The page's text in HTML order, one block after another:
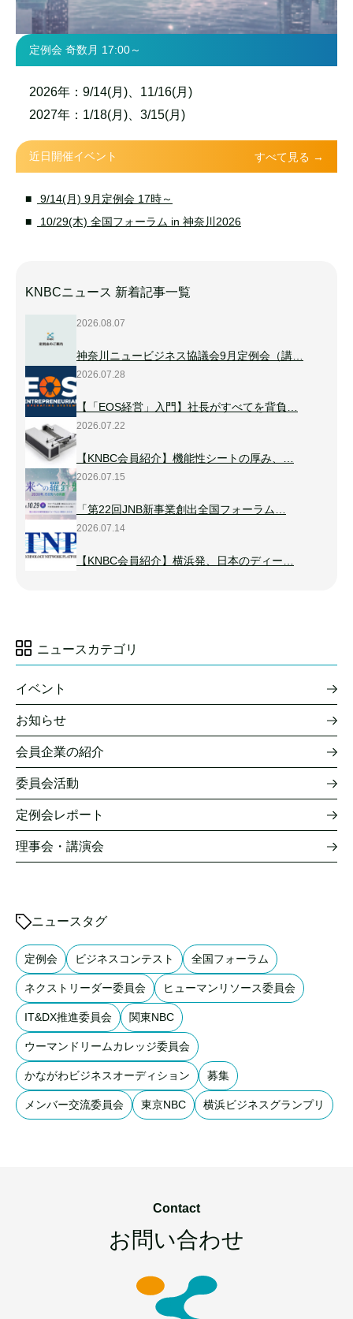
定例会 奇数月 17:00～
2026年：9/14(月)、11/16(月)
2027年：1/18(月)、3/15(月)
近日開催イベント すべて見る →
9/14(月) 9月定例会 17時～
10/29(木) 全国フォーラム in 神奈川2026
KNBCニュース 新着記事一覧
2026.08.07
神奈川ニュービジネス協議会9月定例会（講…
2026.07.28
【「EOS経営」入門】社長がすべてを背負…
2026.07.22
【KNBC会員紹介】機能性シートの厚み、…
2026.07.15
「第22回JNB新事業創出全国フォーラム…
2026.07.14
【KNBC会員紹介】横浜発、日本のディー…
ニュースカテゴリ
イベント
お知らせ
会員企業の紹介
委員会活動
定例会レポート
理事会・講演会
ニュースタグ
定例会 ビジネスコンテスト 全国フォーラム
ネクストリーダー委員会 ヒューマンリソース委員会
IT&DX推進委員会 関東NBC
ウーマンドリームカレッジ委員会
かながわビジネスオーディション 募集
メンバー交流委員会 東京NBC 横浜ビジネスグランプリ
Contact
お問い合わせ